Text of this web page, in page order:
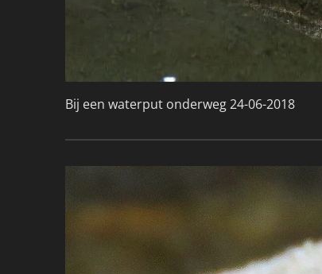
Bij een waterput onderweg 24-06-2018